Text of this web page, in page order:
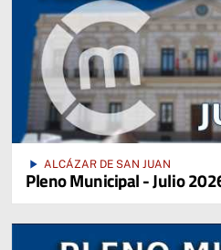
play_arrow ALCÁZAR DE SAN JUAN
Pleno Municipal - Julio